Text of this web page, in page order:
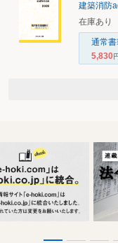
建築消防
在庫あり
通常
5,830